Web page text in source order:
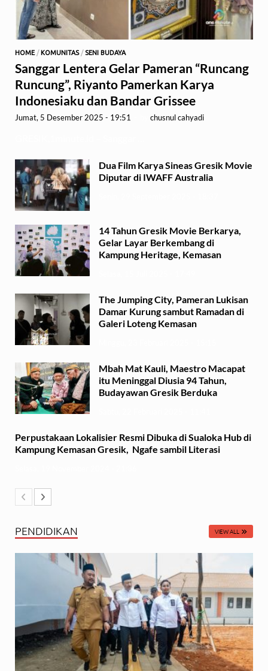
HOME / KOMUNITAS/ SENI BUDAYA
Sanggar Lentera Gelar Pameran “Runcang
Runcung”, Riyanto Pamerkan Karya
Indonesiaku dan Bandar Grissee
Jumat, 5 Desember 2025 - 19:51 chusnul cahyadi
Dua Film Karya Sineas Gresik Movie
Diputar di IWAFF Australia
14 Tahun Gresik Movie Berkarya,
Gelar Layar Berkembang di
Kampung Heritage, Kemasan
The Jumping City, Pameran Lukisan
Damar Kurung sambut Ramadan di
Galeri Loteng Kemasan
Mbah Mat Kauli, Maestro Macapat
itu Meninggal Diusia 94 Tahun,
Budayawan Gresik Berduka
Perpustakaan Lokalisier Resmi Dibuka di Sualoka Hub di
Kampung Kemasan Gresik, Ngafe sambil Literasi
PENDIDIKAN VIEW ALL